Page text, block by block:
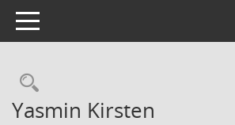
Toggle navigation
Rechercheauswahl
Yasmin Kirsten